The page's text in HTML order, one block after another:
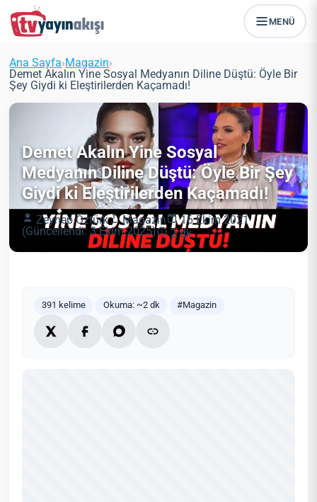
MENÜ
Ana Sayfa›Magazin›
Demet Akalın Yine Sosyal Medyanın Diline Düştü: Öyle Bir
Şey Giydi ki Eleştirilerden Kaçamadı!
Demet Akalın Yine Sosyal
Medyanın Diline Düştü: Öyle Bir Şey
Giydi ki Eleştirilerden Kaçamadı!
Zeynep Öztürk Magazin
16 Ekim 2021
(Güncellendi: 3 Ekim 2025)
2 dk
391 kelime Okuma: ~2 dk #Magazin